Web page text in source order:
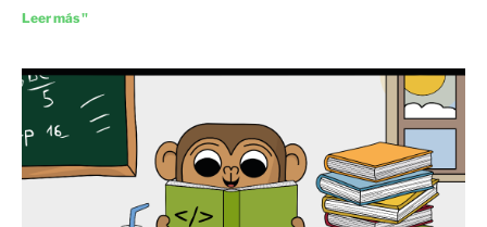
Leer más "